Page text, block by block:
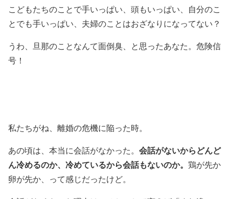
こどもたちのことで手いっぱい、頭もいっぱい、自分のこ
とでも手いっぱい、夫婦のことはおざなりになってない？
うわ、旦那のことなんて面倒臭、と思ったあなた。危険信
号！
私たちがね、離婚の危機に陥った時。
あの頃は、本当に会話がなかった。 会話がないからどんど
ん冷めるのか、冷めているから会話もないのか。 鶏が先か
卵が先か、って感じだったけど。